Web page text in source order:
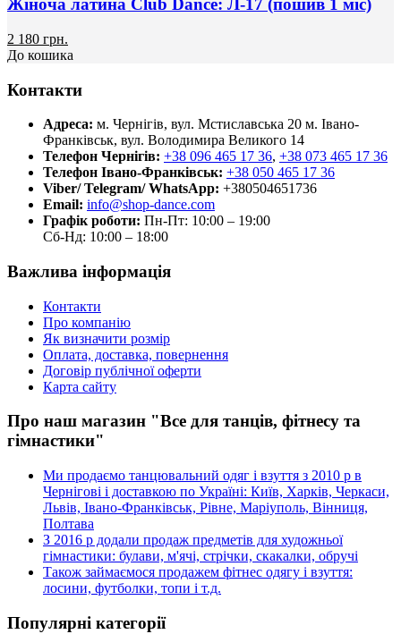
Жіноча латина Club Dance: Л-17 (пошив 1 міс)
2 180 грн.
До кошика
Контакти
Адреса: м. Чернігів, вул. Мстиславська 20 м. Івано-
Франківськ, вул. Володимира Великого 14
Телефон Чернігів: +38 096 465 17 36, +38 073 465 17 36
Телефон Івано-Франківськ: +38 050 465 17 36
Viber/ Telegram/ WhatsApp: +380504651736
Email: info@shop-dance.com
Графік роботи: Пн-Пт: 10:00 – 19:00
Сб-Нд: 10:00 – 18:00
Важлива інформація
Контакти
Про компанію
Як визначити розмір
Оплата, доставка, повернення
Договір публічної оферти
Карта сайту
Про наш магазин "Все для танців, фітнесу та
гімнастики"
Ми продаємо танцювальний одяг і взуття з 2010 р в
Чернігові і доставкою по Україні: Київ, Харків, Черкаси,
Львів, Івано-Франківськ, Рівне, Маріуполь, Вінниця,
Полтава
З 2016 р додали продаж предметів для художньої
гімнастики: булави, м'ячі, стрічки, скакалки, обручі
Також займаємося продажем фітнес одягу і взуття:
лосини, футболки, топи і т.д.
Популярні категорії